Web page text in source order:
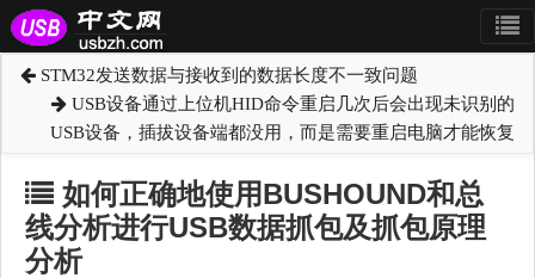
STM32发送数据与接收到的数据长度不一致问题
USB设备通过上位机HID命令重启几次后会出现未识别的
USB设备，插拔设备端都没用，而是需要重启电脑才能恢复
如何正确地使用BUSHOUND和总
线分析进行USB数据抓包及抓包原理
分析